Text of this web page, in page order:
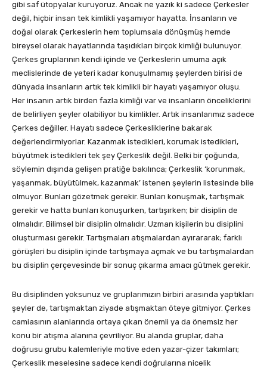
gibi saf ütopyalar kuruyoruz. Ancak ne yazık ki sadece Çerkesler
değil, hiçbir insan tek kimlikli yaşamıyor hayatta. İnsanların ve
doğal olarak Çerkeslerin hem toplumsala dönüşmüş hemde
bireysel olarak hayatlarında taşıdıkları birçok kimliği bulunuyor.
Çerkes gruplarının kendi içinde ve Çerkeslerin umuma açık
meclislerinde de yeteri kadar konuşulmamış şeylerden birisi de
dünyada insanların artık tek kimlikli bir hayatı yaşamıyor oluşu.
Her insanın artık birden fazla kimliği var ve insanların önceliklerini
de belirliyen şeyler olabiliyor bu kimlikler. Artık insanlarımız sadece
Çerkes değiller. Hayatı sadece Çerkesliklerine bakarak
değerlendirmiyorlar. Kazanmak istedikleri, korumak istedikleri,
büyütmek istedikleri tek şey Çerkeslik değil. Belki bir çoğunda,
söylemin dışında gelişen pratiğe bakılınca; Çerkeslik ‘korunmak,
yaşanmak, büyütülmek, kazanmak’ istenen şeylerin listesinde bile
olmuyor. Bunları gözetmek gerekir. Bunları konuşmak, tartışmak
gerekir ve hatta bunları konuşurken, tartışırken; bir disiplin de
olmalıdır. Bilimsel bir disiplin olmalıdır. Uzman kişilerin bu disiplini
oluşturması gerekir. Tartışmaları atışmalardan ayırararak; farklı
görüşleri bu disiplin içinde tartışmaya açmak ve bu tartışmalardan
bu disiplin çerçevesinde bir sonuç çıkarma amacı gütmek gerekir.
Bu disiplinden yoksunuz ve gruplarımızın birbiri arasında yaptıkları
şeyler de, tartışmaktan ziyade atışmaktan öteye gitmiyor. Çerkes
camiasının alanlarında ortaya çıkan önemli ya da önemsiz her
konu bir atışma alanına çevriliyor. Bu alanda gruplar, daha
doğrusu grubu kalemleriyle motive eden yazar-çizer takımları;
Çerkeslik meselesine sadece kendi doğrularına nicelik